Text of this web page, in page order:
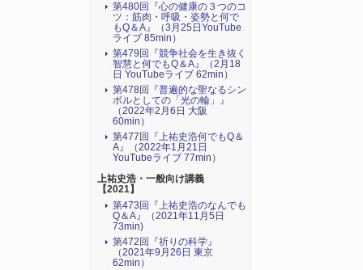
第480回『心の健康の３つのコ
ツ：筋肉・呼吸・姿勢と何で
もQ＆A』（3月25日YouTube
ライブ 85min）
第479回『競争社会を生き抜く
智慧と何でもQ＆A』（2月18
日 YouTubeライブ 62min）
第478回『普遍的な聖なるシン
ボルとしての「光の輪」』
（2022年2月6日 大阪
60min）
第477回『上祐史浩何でもQ＆
A』（2022年1月21日
YouTubeライブ 77min）
上祐史浩・一般向け講義
【2021】
第473回『上祐史浩のなんでも
Q＆A』（2021年11月5日
73min)
第472回『祈りの科学』
（2021年9月26日 東京
62min）